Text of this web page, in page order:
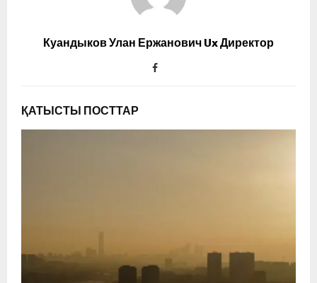
Куандыков Улан Ержанович Ux Директор
ҚАТЫСТЫ ПОСТТАР